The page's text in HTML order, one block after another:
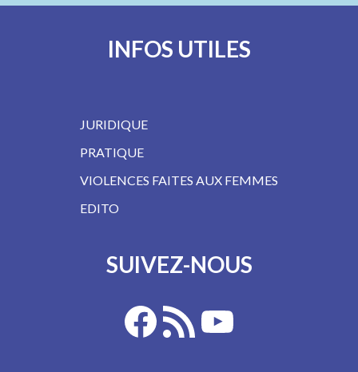
INFOS UTILES
JURIDIQUE
PRATIQUE
VIOLENCES FAITES AUX FEMMES
EDITO
SUIVEZ-NOUS